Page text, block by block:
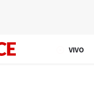
VIVO